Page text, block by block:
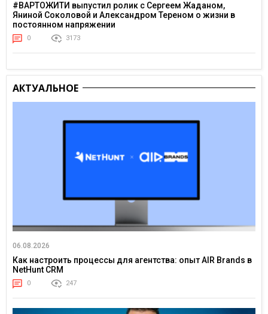
#ВАРТОЖИТИ выпустил ролик с Сергеем Жаданом,
Яниной Соколовой и Александром Тереном о жизни в
постоянном напряжении
0 3173
АКТУАЛЬНОЕ
06.08.2026
Как настроить процессы для агентства: опыт AIR Brands в
NetHunt CRM
0 247